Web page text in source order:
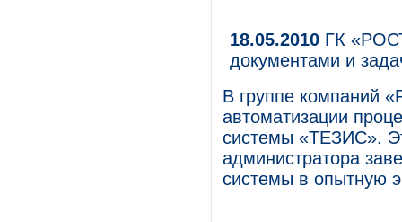
18.05.2010 ГК
документами и
В группе компаний
автоматизации
системы «ТЕЗИС».
администратора
системы в опытную